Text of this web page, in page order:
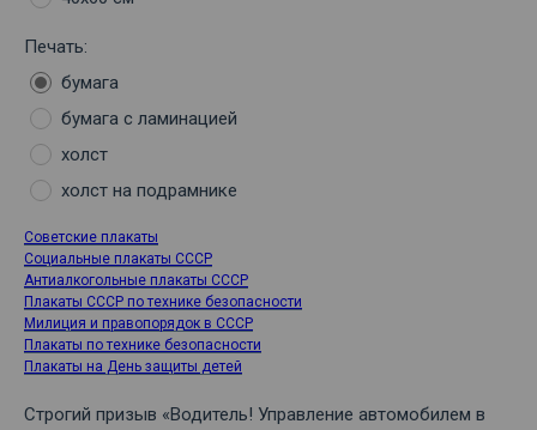
Печать:
бумага
бумага с ламинацией
холст
холст на подрамнике
Советские плакаты
Социальные плакаты СССР
Антиалкогольные плакаты СССР
Плакаты СССР по технике безопасности
Милиция и правопорядок в СССР
Плакаты по технике безопасности
Плакаты на День защиты детей
Строгий призыв «Водитель! Управление автомобилем в